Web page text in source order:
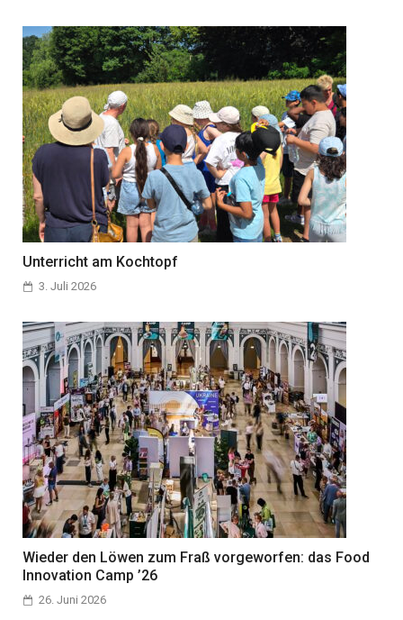
Unterricht am Kochtopf
3. Juli 2026
Wieder den Löwen zum Fraß vorgeworfen: das Food
Innovation Camp ’26
26. Juni 2026